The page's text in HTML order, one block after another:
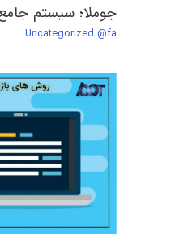
جوملا؛ سیستم
Uncategorized @fa